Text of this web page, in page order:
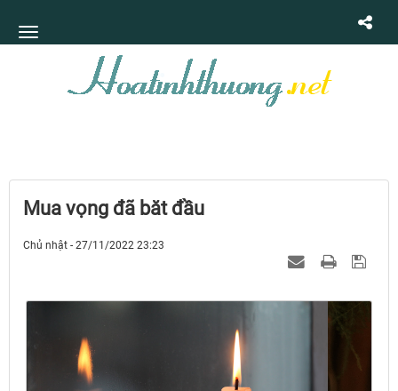
Mua vọng đã băt đầu
Chủ nhật - 27/11/2022 23:23